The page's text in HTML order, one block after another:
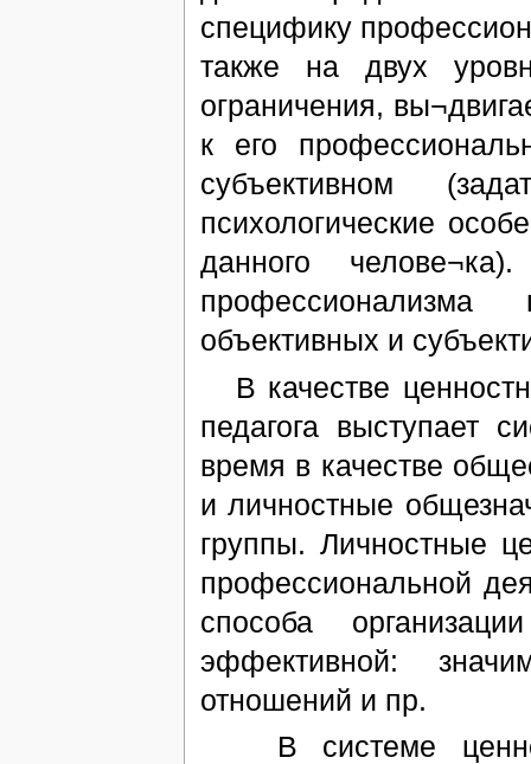
специфику
также на двух
ограничения,
к его
субъективном
психологические
данного
профессионализма
объективных и
В качестве
педагога выступает
время в качестве
и личностные
группы. Личностные
профессиональной
способа
эффективной:
отношений и пр.
В системе